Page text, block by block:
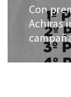
Con
Achiras